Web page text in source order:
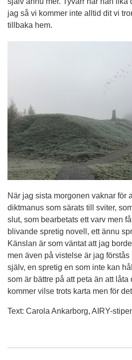
jag så vi kommer inte alltid dit vi
tillbaka hem.
När jag sista morgonen vaknar för
diktmanus som särats till sviter,
slut, som bearbetats ett varv men
blivande spretig novell, ett ännu
Känslan är som väntat att jag
men även på vistelse är jag
själv, en spretig en som inte kan
som är bättre på att peta än att
kommer vilse trots karta men för
Text: Carola Ankarborg, AIRY-